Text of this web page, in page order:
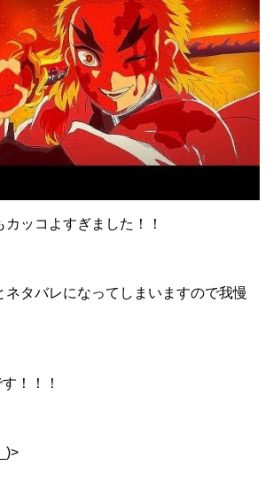
ッコよすぎました！！
ネタバレになってしまいますので我慢
！！！